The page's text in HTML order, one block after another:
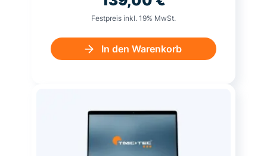
Festpreis inkl. 19% MwSt.
In den Warenkorb